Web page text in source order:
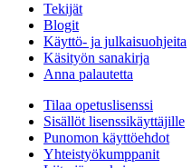
Tekijät
Blogit
Käyttö- ja julkaisuohjeita
Käsityön sanakirja
Anna palautetta
Tilaa opetuslisenssi
Sisällöt lisenssikäyttäjille
Punomon käyttöehdot
Yhteistyökumppanit